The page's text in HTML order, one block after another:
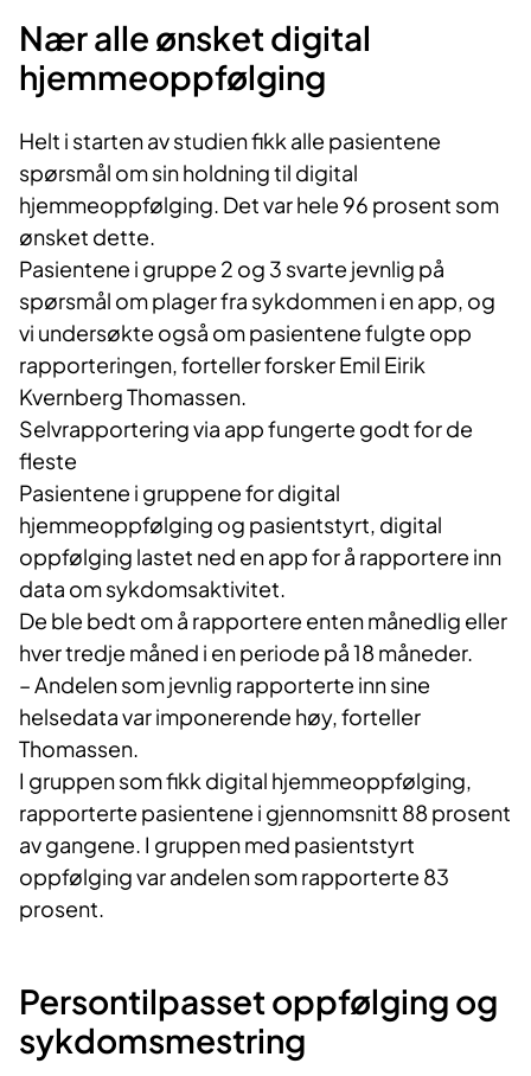
Nær alle ønsket digital
hjemmeoppfølging
Helt i starten av studien fikk alle pasientene
spørsmål om sin holdning til digital
hjemmeoppfølging. Det var hele 96 prosent som
ønsket dette.
Pasientene i gruppe 2 og 3 svarte jevnlig på
spørsmål om plager fra sykdommen i en app, og
vi undersøkte også om pasientene fulgte opp
rapporteringen, forteller forsker Emil Eirik
Kvernberg Thomassen.
Selvrapportering via app fungerte godt for de
fleste
Pasientene i gruppene for digital
hjemmeoppfølging og pasientstyrt, digital
oppfølging lastet ned en app for å rapportere inn
data om sykdomsaktivitet.
De ble bedt om å rapportere enten månedlig eller
hver tredje måned i en periode på 18 måneder.
– Andelen som jevnlig rapporterte inn sine
helsedata var imponerende høy, forteller
Thomassen.
I gruppen som fikk digital hjemmeoppfølging,
rapporterte pasientene i gjennomsnitt 88 prosent
av gangene. I gruppen med pasientstyrt
oppfølging var andelen som rapporterte 83
prosent.
Persontilpasset oppfølging og
sykdomsmestring